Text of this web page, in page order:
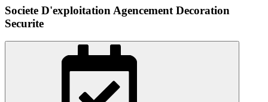
Societe D'exploitation Agencement Decoration
Securite